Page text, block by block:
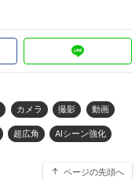
カメラ 撮影 動画
超広角 AIシーン強化
ページの先頭へ